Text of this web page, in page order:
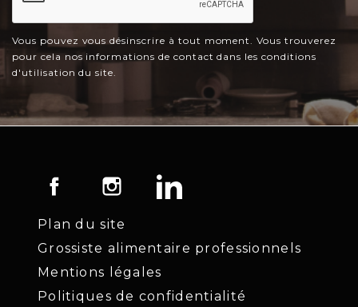
Vous pouvez vous désinscrire à tout moment. Vous trouverez
pour cela nos informations de contact dans les conditions
d'utilisation du site.
Facebook Instagram
Plan du site
Grossiste alimentaire professionnels
Mentions légales
Politiques de confidentialité